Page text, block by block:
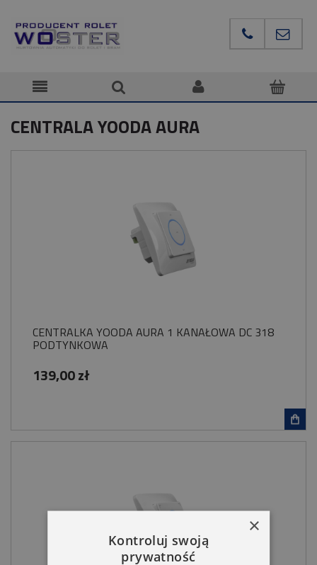
CENTRALA YOODA AURA
CENTRALKA YOODA AURA 1 KANAŁOWA DC 318
PODTYNKOWA
139,00 zł
×
Kontroluj swoją
prywatność